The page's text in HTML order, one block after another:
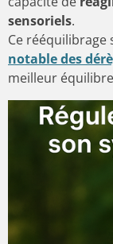
sensoriels.
Ce
notable des
meilleur